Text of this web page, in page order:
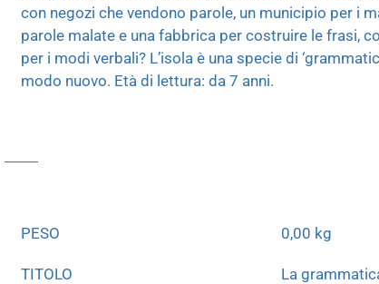
con negozi che vendono parole, un municipio per i
parole malate e una fabbrica per costruire le frasi,
per i modi verbali? L’isola è una specie di
modo nuovo. Età di lettura: da 7 anni.
PESO 0,00 kg
TITOLO La